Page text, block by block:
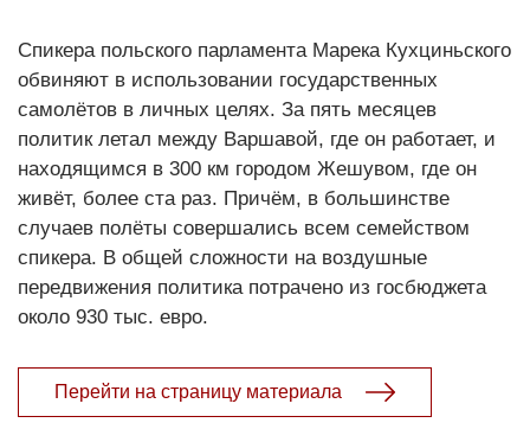
Спикера польского парламента Марека Кухциньского
обвиняют в использовании государственных
самолётов в личных целях. За пять месяцев
политик летал между Варшавой, где он работает, и
находящимся в 300 км городом Жешувом, где он
живёт, более ста раз. Причём, в большинстве
случаев полёты совершались всем семейством
спикера. В общей сложности на воздушные
передвижения политика потрачено из госбюджета
около 930 тыс. евро.
Перейти на страницу материала